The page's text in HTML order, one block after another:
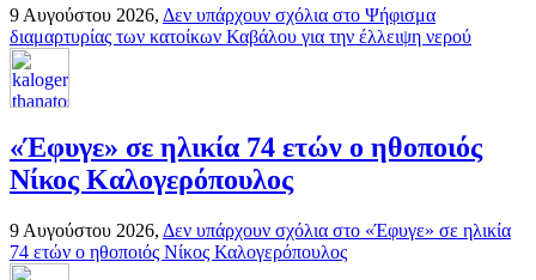
9 Αυγούστου 2026, Δεν υπάρχουν σχόλια στο Ψήφισμα
διαμαρτυρίας των κατοίκων Καβάλου για την έλλειψη νερού
«Έφυγε» σε ηλικία 74 ετών ο ηθοποιός
Νίκος Καλογερόπουλος
9 Αυγούστου 2026, Δεν υπάρχουν σχόλια στο «Έφυγε» σε ηλικία
74 ετών ο ηθοποιός Νίκος Καλογερόπουλος